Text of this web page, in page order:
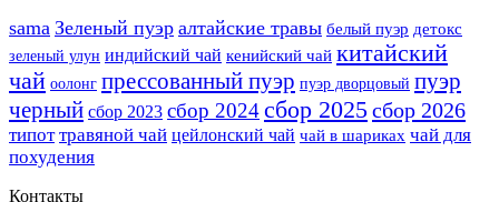
sama Зеленый пуэр алтайские травы белый пуэр детокс
зеленый улун индийский чай кенийский чай китайский
чай оолонг прессованный пуэр пуэр дворцовый пуэр
черный сбор 2023 сбор 2024сбор 2025сбор 2026
типот травяной чай цейлонский чай чай в шариках чай для
похудения
Контакты